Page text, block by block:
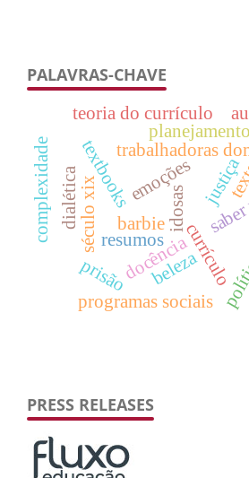
PALAVRAS-CHAVE
currículo
justiça
idosas
trabalhadoras
beleza
barbie
resumos
século xix
programas sociais
emoções
teoria do currículo
docência
dialética
complexidade
prisão
textbooks
PRESS RELEASES